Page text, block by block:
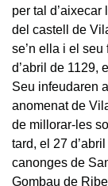
per tal d’aixecar
del castell de
se’n ella i el
d’abril de 1129,
Seu infeudaren
anomenat de
de millorar-les
tard, el 27
canonges de
Gombau de